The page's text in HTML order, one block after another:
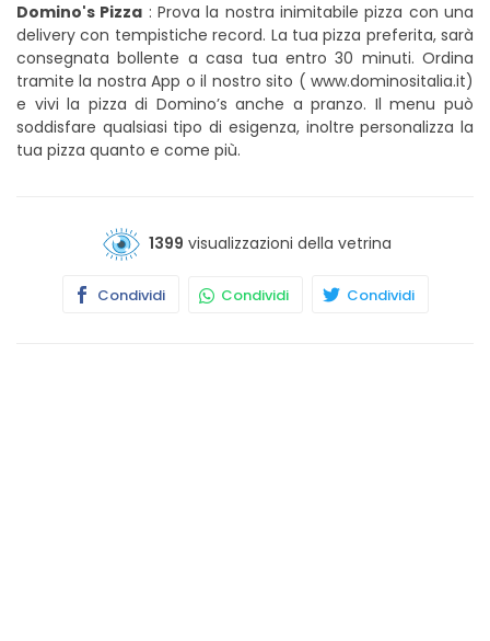
Domino's Pizza : Prova la nostra inimitabile pizza con una
delivery con tempistiche record. La tua pizza preferita, sarà
consegnata bollente a casa tua entro 30 minuti. Ordina
tramite la nostra App o il nostro sito ( www.dominositalia.it)
e vivi la pizza di Domino’s anche a pranzo. Il menu può
soddisfare qualsiasi tipo di esigenza, inoltre personalizza la
tua pizza quanto e come più.
1399 visualizzazioni della vetrina
Condividi Condividi Condividi